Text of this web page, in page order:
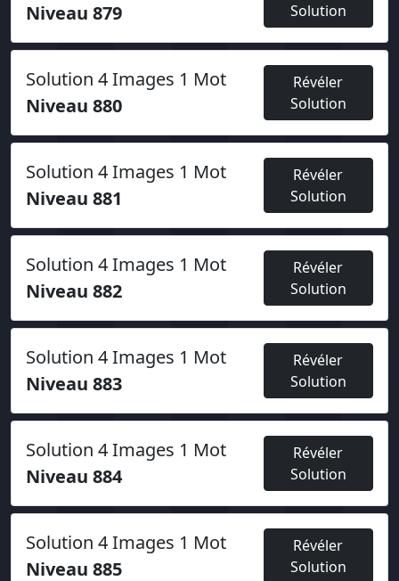
Niveau 879
Solution
Solution 4 Images 1 Mot
Niveau 880
Révéler
Solution
Solution 4 Images 1 Mot
Niveau 881
Révéler
Solution
Solution 4 Images 1 Mot
Niveau 882
Révéler
Solution
Solution 4 Images 1 Mot
Niveau 883
Révéler
Solution
Solution 4 Images 1 Mot
Niveau 884
Révéler
Solution
Solution 4 Images 1 Mot
Niveau 885
Révéler
Solution